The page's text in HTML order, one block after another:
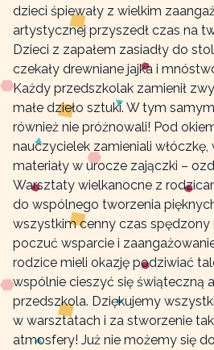
dzieci śpiewały z wielkim
artystycznej przyszedł czas na
Dzieci z zapałem zasiadły do
czekały drewniane jajka i
Każdy przedszkolak zamienił
małe dzieło sztuki. W tym
również nie próżnowali! Pod
nauczycielek zamieniali włóczkę,
materiały w urocze zajączki –
Warsztaty wielkanocne z
do wspólnego tworzenia
wszystkim cenny czas spędzony
poczuć wsparcie i
rodzice mieli okazję podziwiać
wspólnie cieszyć się świąteczną
przedszkola. Dziękujemy
w warsztatach i za stworzenie tak
atmosfery! Już nie możemy się